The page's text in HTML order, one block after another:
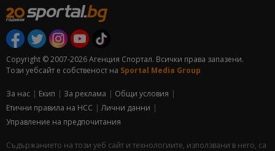
Copyright © 2007-2026 Агенция Спортал. Всички права запазени.
Този уебсайт е собственост на Sportal Media Group
За нас Екип За рекламa
Общи условия
Етични правила на НСС
Лични данни
Управление на предпочитания
Съдържанието на този уеб сайт и технологиите, използвани в него, са